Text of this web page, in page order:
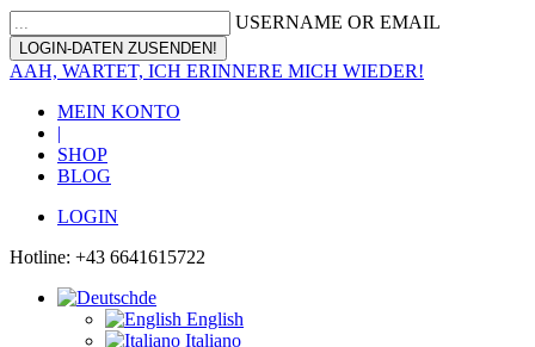
USERNAME OR EMAIL
AAH, WARTET, ICH ERINNERE MICH WIEDER!
MEIN KONTO
|
SHOP
BLOG
LOGIN
Hotline: +43 6641615722
de
English
Italiano